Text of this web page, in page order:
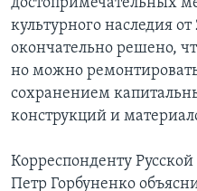
достопримечательных
культурного наследия
окончательно решено,
но можно
сохранением
конструкций и
Корреспонденту
Петр Горбуненко